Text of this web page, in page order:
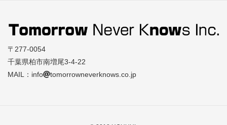
〒277-0054
千葉県柏市南増尾3-4-22
MAIL：info
tomorrowneverknows.co.jp